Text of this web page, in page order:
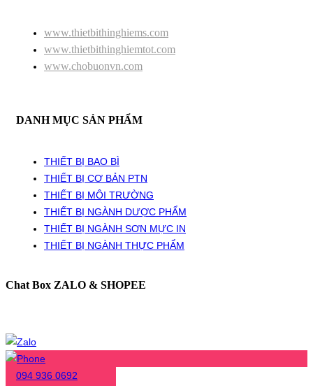
www.thietbithinghiems.com
www.thietbithinghiemtot.com
www.chobuonvn.com
DANH MỤC SẢN PHẨM
THIẾT BỊ BAO BÌ
THIẾT BỊ CƠ BẢN PTN
THIẾT BỊ MÔI TRƯỜNG
THIẾT BỊ NGÀNH DƯỢC PHẨM
THIẾT BỊ NGÀNH SƠN MỰC IN
THIẾT BỊ NGÀNH THỰC PHẨM
Chat Box ZALO & SHOPEE
094 936 0692